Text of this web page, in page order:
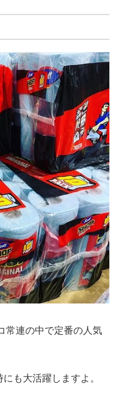
常連の中で定番の人気
も大活躍しますよ。